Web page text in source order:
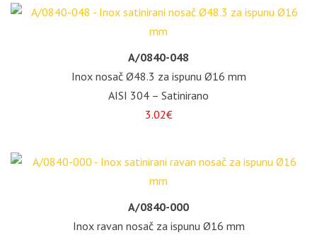
A/0840-048
Inox nosač Ø48.3 za ispunu Ø16 mm
AISI 304 – Satinirano
3.02€
A/0840-000
Inox ravan nosač za ispunu Ø16 mm